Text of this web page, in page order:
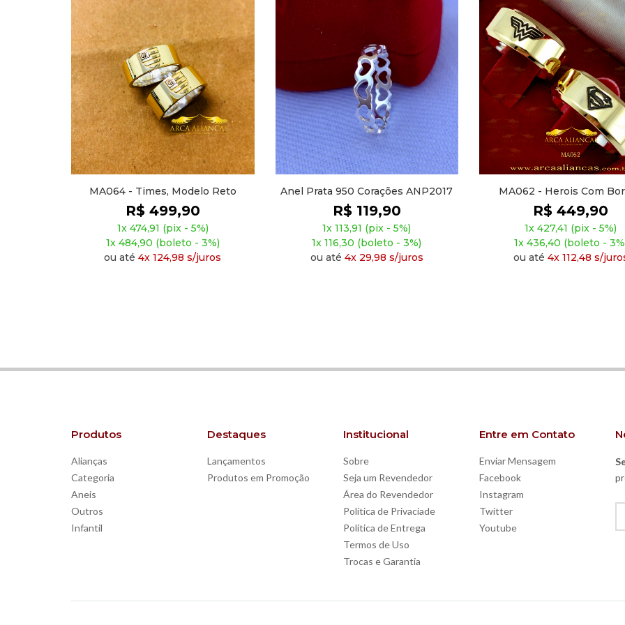
Anel Prata 950 Corações ANP2017
R$ 119,90
1x 113,91 (pix - 5%)
1x 116,30 (boleto - 3%)
ou até4x 29,98 s/juros
MA062 - Herois Com Bordas
Chanfradas
R$ 449,90
1x 427,41 (pix - 5%)
1x 436,40 (boleto - 3%)
ou até 4x 112,48 s/juros
MA034 - Reto, Friso
Pedras Na Dela
R$ 379,90
1x 360,91 (pix - 5%)
1x 368,50 (boleto -
ou até4x 94,98 s/
Produtos
Alianças
Categoria
Aneis
Outros
Infantil
Destaques
Lançamentos
Produtos em Promoção
Institucional
Sobre
Seja um Revendedor
Área do Revendedor
Política de Privaciade
Política de Entrega
Termos de Uso
Trocas e Garantia
Entre em Contato
Enviar Mensagem
Facebook
Instagram
Twitter
Youtube